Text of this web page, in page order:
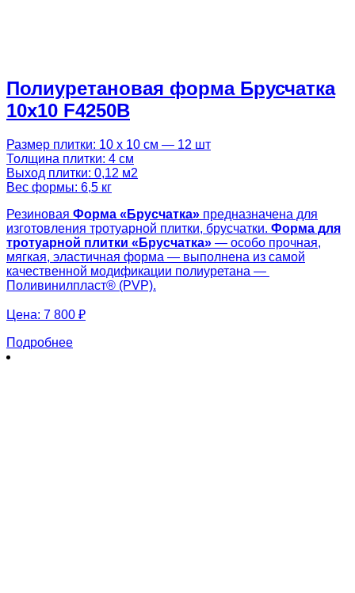
Полиуретановая форма Брусчатка
10х10 F4250B
Размер плитки: 10 х 10 см — 12 шт
Толщина плитки: 4 см
Выход плитки: 0,12 м2
Вес формы: 6,5 кг
Резиновая Форма « Брусчатка» предназначена для
изготовления тротуарной плитки, брусчатки. Форма для
тротуарной плитки « Брусчатка» — особо прочная,
мягкая, эластичная форма — выполнена из самой
качественной модификации полиуретана —
Поливинилпласт® (PVP).
Цена: 7 800 ₽
Подробнее